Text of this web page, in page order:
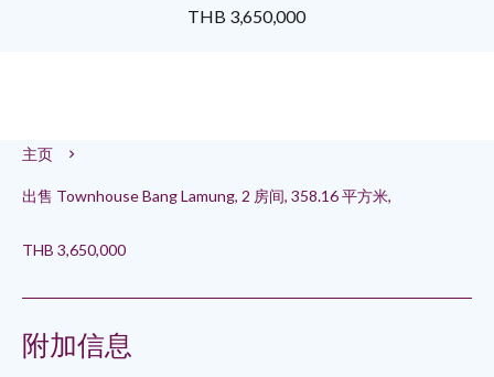
THB 3,650,000
主页
出售 Townhouse Bang Lamung, 2 房间, 358.16 平方米,
THB 3,650,000
附加信息